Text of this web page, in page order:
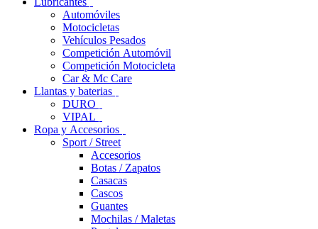
Automóviles
Motocicletas
Vehículos Pesados
Competición Automóvil
Competición Motocicleta
Car & Mc Care
Llantas y baterias
DURO
VIPAL
Ropa y Accesorios
Sport / Street
Accesorios
Botas / Zapatos
Casacas
Cascos
Guantes
Mochilas / Maletas